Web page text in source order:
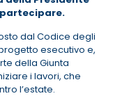
partecipare.
dal Codice degli
esecutivo e,
della Giunta
i lavori, che
l’estate.